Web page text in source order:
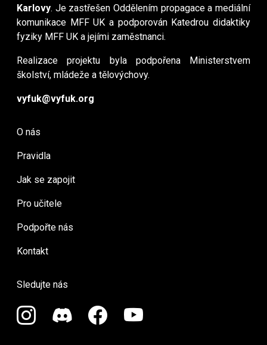
Karlovy. Je zastřešen Oddělením propagace a mediální
komunikace MFF UK a podporován Katedrou didaktiky
fyziky MFF UK a jejími zaměstnanci.
Realizace projektu byla podpořena Ministerstvem
školství, mládeže a tělovýchovy.
vyfuk@vyfuk.org
O nás
Pravidla
Jak se zapojit
Pro učitele
Podpořte nás
Kontakt
Sledujte nás